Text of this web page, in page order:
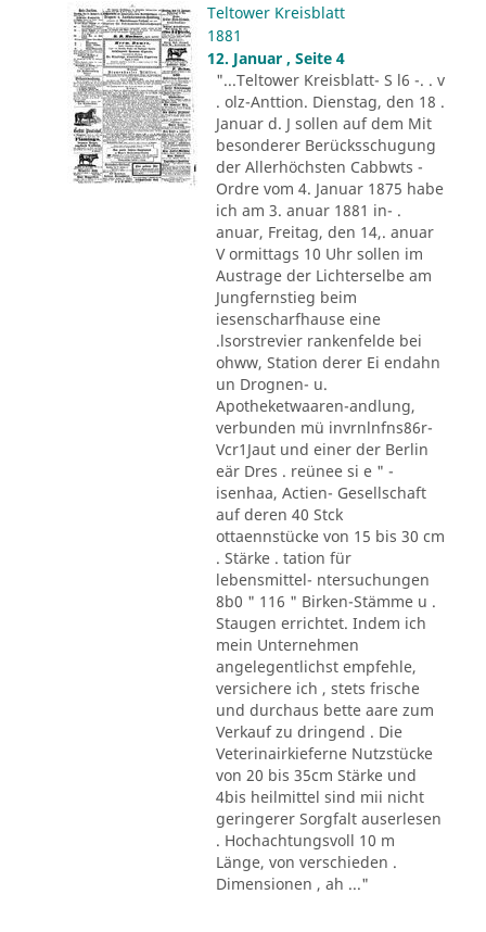
Teltower Kreisblatt
1881
12. Januar , Seite 4
"...Teltower Kreisblatt- S l6 -. . v
. olz-Anttion. Dienstag, den 18 .
Januar d. J sollen auf dem Mit
besonderer Berücksschugung
der Allerhöchsten Cabbwts -
Ordre vom 4. Januar 1875 habe
ich am 3. anuar 1881 in- .
anuar, Freitag, den 14,. anuar
V ormittags 10 Uhr sollen im
Austrage der Lichterselbe am
Jungfernstieg beim
iesenscharfhause eine
.lsorstrevier rankenfelde bei
ohww, Station derer Ei endahn
un Drognen- u.
Apotheketwaaren-andlung,
verbunden mü invrnlnfns86r-
Vcr1Jaut und einer der Berlin
eär Dres . reünee si e " -
isenhaa, Actien- Gesellschaft
auf deren 40 Stck
ottaennstücke von 15 bis 30 cm
. Stärke . tation für
lebensmittel- ntersuchungen
8b0 " 116 " Birken-Stämme u .
Staugen errichtet. Indem ich
mein Unternehmen
angelegentlichst empfehle,
versichere ich , stets frische
und durchaus bette aare zum
Verkauf zu dringend . Die
Veterinairkieferne Nutzstücke
von 20 bis 35cm Stärke und
4bis heilmittel sind mii nicht
geringerer Sorgfalt auserlesen
. Hochachtungsvoll 10 m
Länge, von verschieden .
Dimensionen , ah ..."